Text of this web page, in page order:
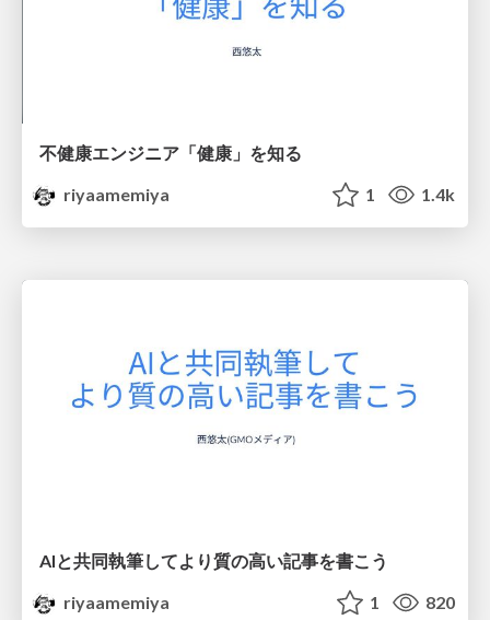
不健康エンジニア「健康」を知る
riyaamemiya
1 1.4k
AIと共同執筆してより質の高い記事を書こう
riyaamemiya
1 820